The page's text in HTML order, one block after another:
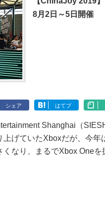
8月2日～5日開催
シェア はてブ
Shanghai（
上げていたXboxだが、今年
くなり、まるでXbox One